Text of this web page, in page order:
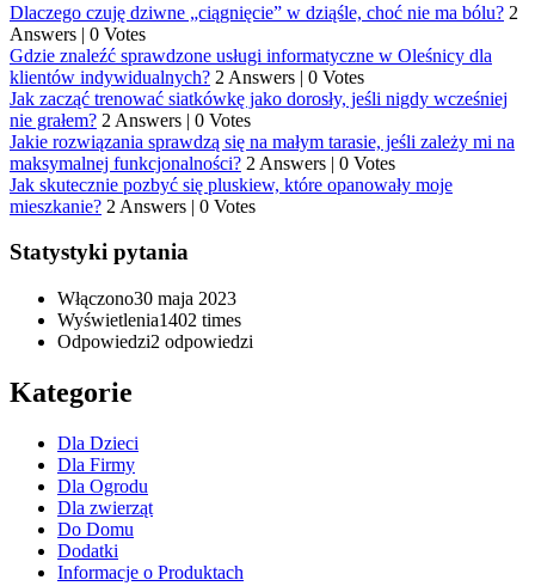
Dlaczego czuję dziwne „ciągnięcie” w dziąśle, choć nie ma bólu? 2
Answers | 0 Votes
Gdzie znaleźć sprawdzone usługi informatyczne w Oleśnicy dla
klientów indywidualnych? 2 Answers | 0 Votes
Jak zacząć trenować siatkówkę jako dorosły, jeśli nigdy wcześniej
nie grałem? 2 Answers | 0 Votes
Jakie rozwiązania sprawdzą się na małym tarasie, jeśli zależy mi na
maksymalnej funkcjonalności? 2 Answers | 0 Votes
Jak skutecznie pozbyć się pluskiew, które opanowały moje
mieszkanie? 2 Answers | 0 Votes
Statystyki pytania
Włączono30 maja 2023
Wyświetlenia1402 times
Odpowiedzi2 odpowiedzi
Kategorie
Dla Dzieci
Dla Firmy
Dla Ogrodu
Dla zwierząt
Do Domu
Dodatki
Informacje o Produktach